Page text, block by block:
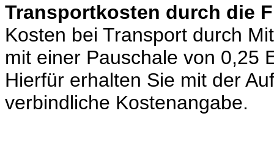
Transportkosten durch die
Kosten bei Transport durch
mit einer Pauschale von 0,25
Hierfür erhalten Sie mit der
verbindliche Kostenangabe.